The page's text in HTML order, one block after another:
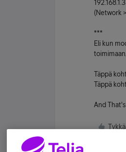
(Network
***
Eli kun
Täppä
Täppä
And That's